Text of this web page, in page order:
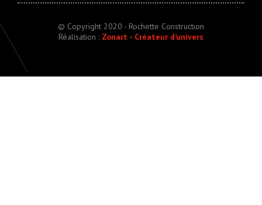
© Copyright 2020 - Rochette Construction
Réalisation : Zonart - Créateur d’univers